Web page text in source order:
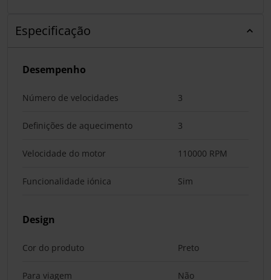
Especificação
Desempenho
Número de velocidades 3
Definições de aquecimento 3
Velocidade do motor 110000 RPM
Funcionalidade iónica Sim
Design
Cor do produto Preto
Para viagem Não